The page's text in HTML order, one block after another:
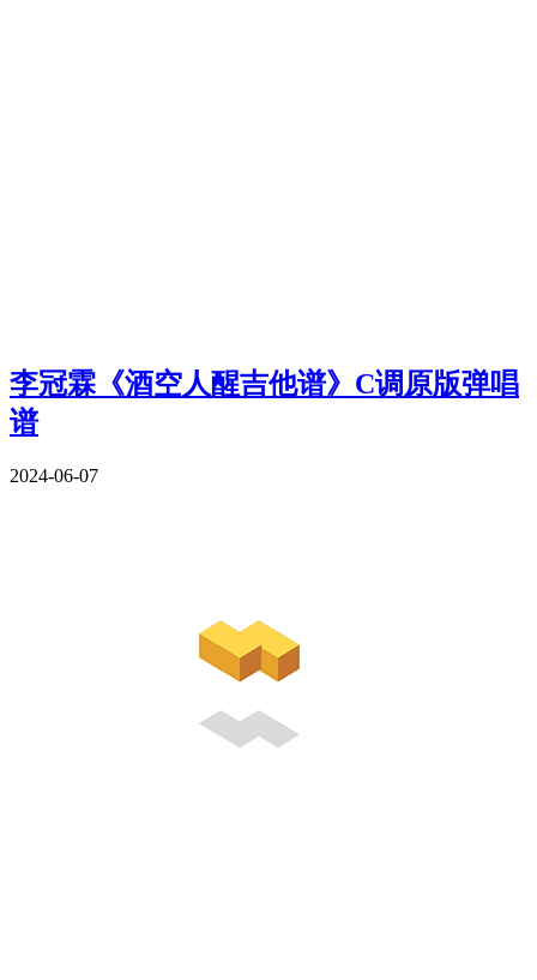
李冠霖《酒空人醒吉他谱》C调原版弹唱
谱
2024-06-07